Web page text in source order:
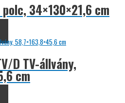
polc, 34×130×21,6 cm
D TV-állvány,
cm